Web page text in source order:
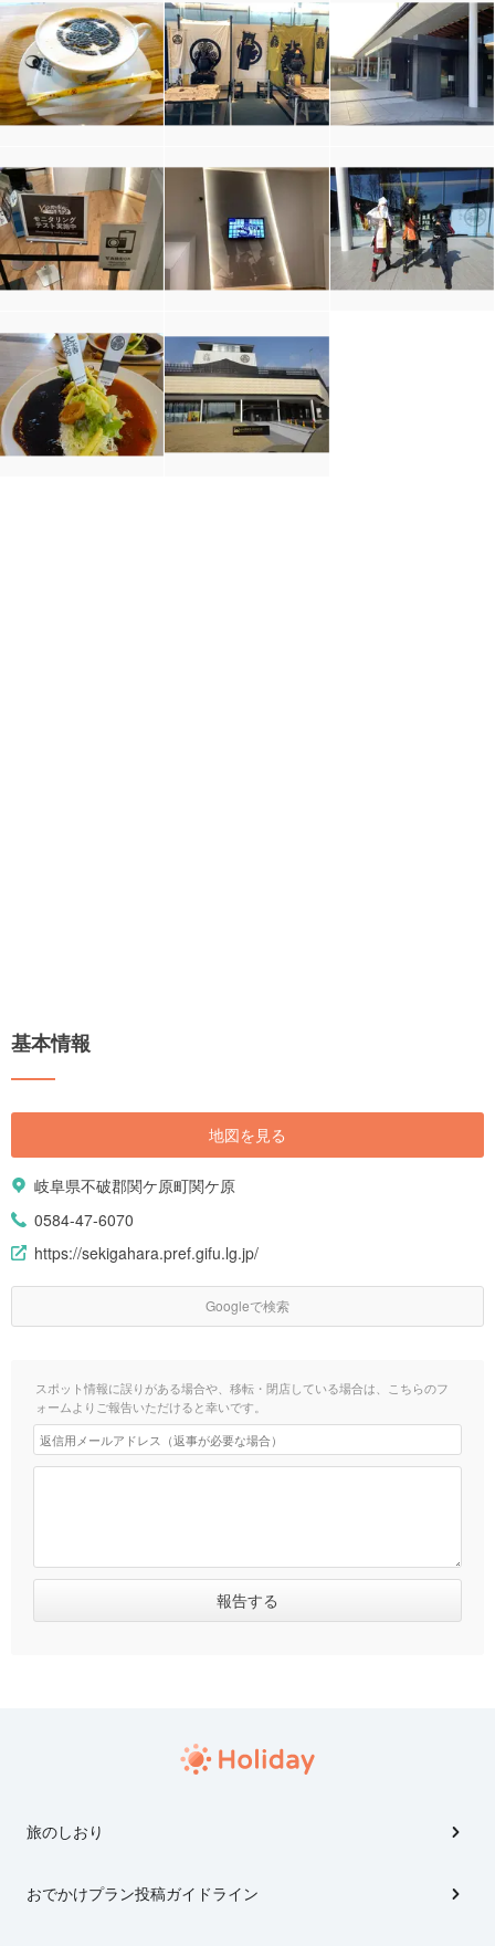
基本情報
地図を見る
岐阜県不破郡関ケ原町関ケ原
0584-47-6070
https://sekigahara.pref.gifu.lg.jp/
Googleで検索
スポット情報に誤りがある場合や、移転・閉店している場合は、こちらのフ
ォームよりご報告いただけると幸いです。
旅のしおり
おでかけプラン投稿ガイドライン